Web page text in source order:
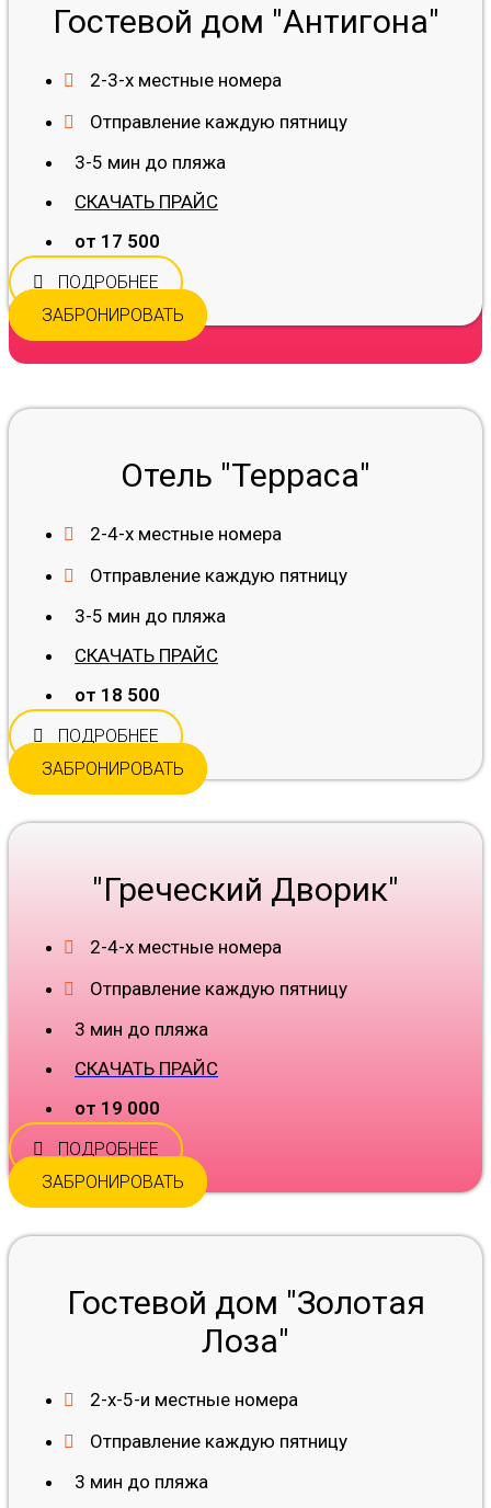
Гостевой дом "Антигона"
2-3-х местные номера
Отправление каждую пятницу
3-5 мин до пляжа
СКАЧАТЬ ПРАЙС
от 17 500
ПОДРОБНЕЕ
ЗАБРОНИРОВАТЬ
Отель "Терраса"
2-4-х местные номера
Отправление каждую пятницу
3-5 мин до пляжа
СКАЧАТЬ ПРАЙС
от 18 500
ПОДРОБНЕЕ
ЗАБРОНИРОВАТЬ
"Греческий Дворик"
2-4-х местные номера
Отправление каждую пятницу
3 мин до пляжа
СКАЧАТЬ ПРАЙС
от 19 000
ПОДРОБНЕЕ
ЗАБРОНИРОВАТЬ
Гостевой дом "Золотая
Лоза"
2-х-5-и местные номера
Отправление каждую пятницу
3 мин до пляжа